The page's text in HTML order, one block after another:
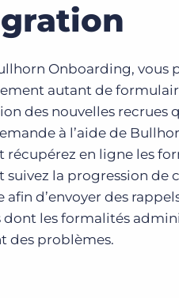
Onboarding, vous
autant de
des nouvelles recrues
à l’aide de
récupérez en ligne les
suivez la progression de
d’envoyer des
les formalités
des problèmes.